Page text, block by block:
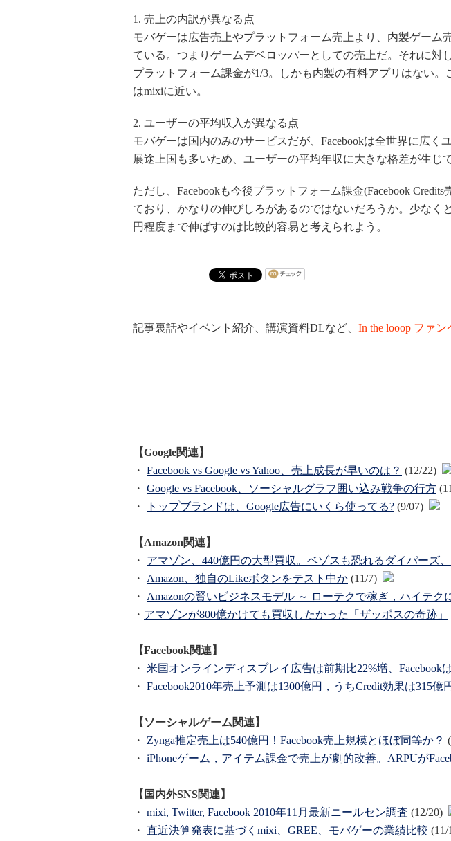
1. 売上の内訳が異なる点
モバゲーは広告売上やプラットフォーム売上より、内製ゲーム
ている。つまりゲームデベロッパーとしての売上だ。それに対し
プラットフォーム課金が1/3。しかも内製の有料アプリはない。
はmixiに近い。
2. ユーザーの平均収入が異なる点
モバゲーは国内のみのサービスだが、Facebookは全世界に広く
展途上国も多いため、ユーザーの平均年収に大きな格差が生じ
ただし、Facebookも今後プラットフォーム課金(Facebook
ており、かなりの伸びしろがあるのではないだろうか。少なく
円程度まで伸ばすのは比較的容易と考えられよう。
記事裏話やイベント紹介、講演資料DLなど、 In the looop ファン
【Google関連】
・ Facebook vs Google vs Yahoo、売上成長が早いのは？ (12/22)
・ Google vs Facebook、ソーシャルグラフ囲い込み戦争の行方
・
トップブランドは、Google広告にいくら使ってる? (9/07)
【Amazon関連】
・ アマゾン、440億円の大型買収。ベゾスも恐れるダイパーズ
・ Amazon、独自のLikeボタンをテスト中か (11/7)
・ Amazonの賢いビジネスモデル ～ ローテクで稼ぎ，ハイテク
・ アマゾンが800億かけても買収したかった「ザッポスの奇跡」
【Facebook関連】
・ 米国オンラインディスプレイ広告は前期比22%増、Facebook
・ Facebook2010年売上予測は1300億円，うちCredit効果は315億
【ソーシャルゲーム関連】
・ Zynga推定売上は540億円！Facebook売上規模とほぼ同等か？
・ iPhoneゲーム，アイテム課金で売上が劇的改善。ARPUが
【国内外SNS関連】
・ mixi, Twitter, Facebook 2010年11月最新ニールセン調査 (12/20)
・ 直近決算発表に基づくmixi、GREE、モバゲーの業績比較 (11/